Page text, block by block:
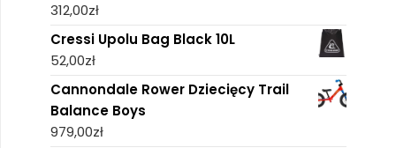
312,00zł
Cressi Upolu Bag Black 10L
52,00zł
Cannondale Rower Dziecięcy Trail
Balance Boys
979,00zł